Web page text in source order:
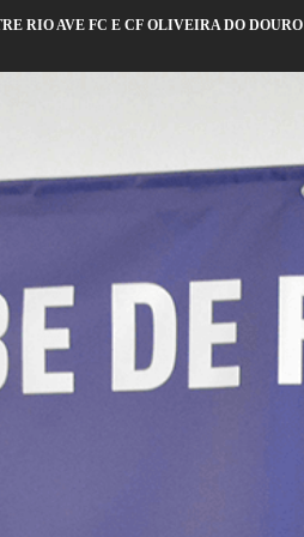
RIO AVE FC E CF OLIVEIRA DO DOURO